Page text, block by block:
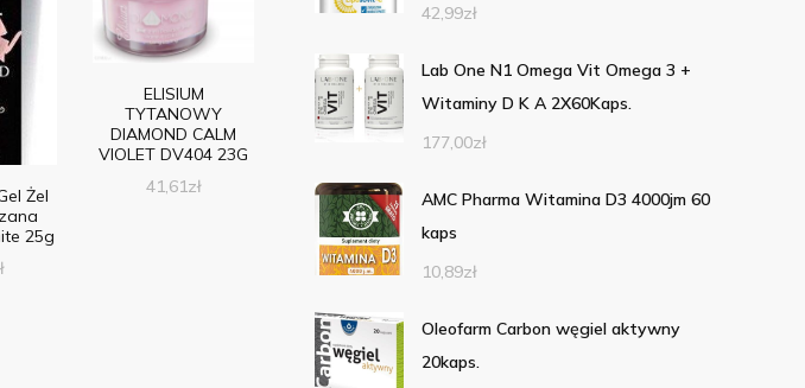
Żel
25g
ELISIUM
TYTANOWY
DIAMOND CALM
VIOLET DV404 23G
41,61zł
42,99zł
Lab One N1 Omega Vit Omega 3 +
Witaminy D K A 2X60Kaps.
177,00zł
AMC Pharma Witamina D3 4000jm 60
kaps
10,89zł
Oleofarm Carbon węgiel aktywny
20kaps.